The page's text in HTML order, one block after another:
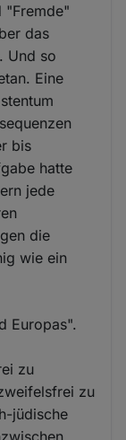
"Fremde"
das
Und so
Eine
bis
hatte
jede
die
wie ein
Europas".
zu
zu
jüdische